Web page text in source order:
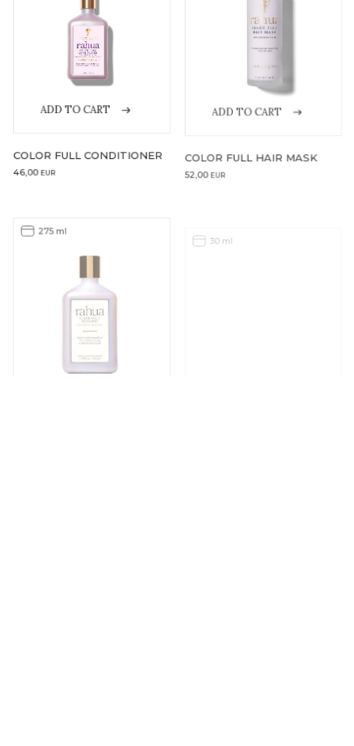
ADD TO CART
COLOR FULL CONDITIONER
46,00 EUR
ADD TO CART
COLOR FULL HAIR MASK
52,00 EUR